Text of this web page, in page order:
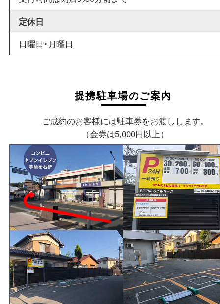
店舗名
大阪府箕面市西小路3丁目16番3
ST箕面ビルB号室
フリーダイヤル
0120-177-397
電話
072-737-7397
営業時間
火曜日～金曜日１０：３０～１８：００
土曜日・祝 日１０：３０～１７：００